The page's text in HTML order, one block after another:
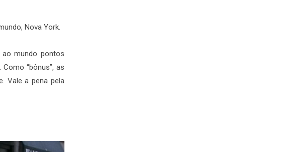
Nova York.
ao mundo pontos
“bônus”, as
Vale a pena pela